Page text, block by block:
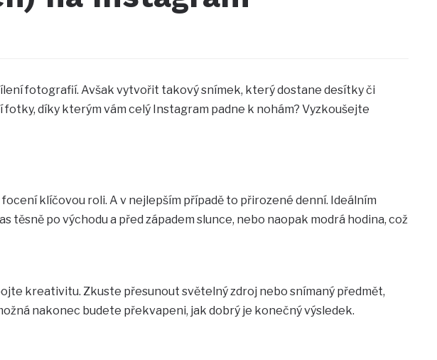
fotografií. Avšak vytvořit takový snímek, který dostane desítky či
díky kterým vám celý Instagram padne k nohám? Vyzkoušejte
klíčovou roli. A v nejlepším případě to přirozené denní. Ideálním
těsně po východu a před západem slunce, nebo naopak modrá hodina, což
kreativitu. Zkuste přesunout světelný zdroj nebo snímaný předmět,
nakonec budete překvapeni, jak dobrý je konečný výsledek.